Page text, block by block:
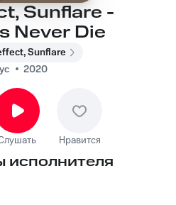
Sunflare -
Never Die
Sunflare
2020
Нравится
исполнителя